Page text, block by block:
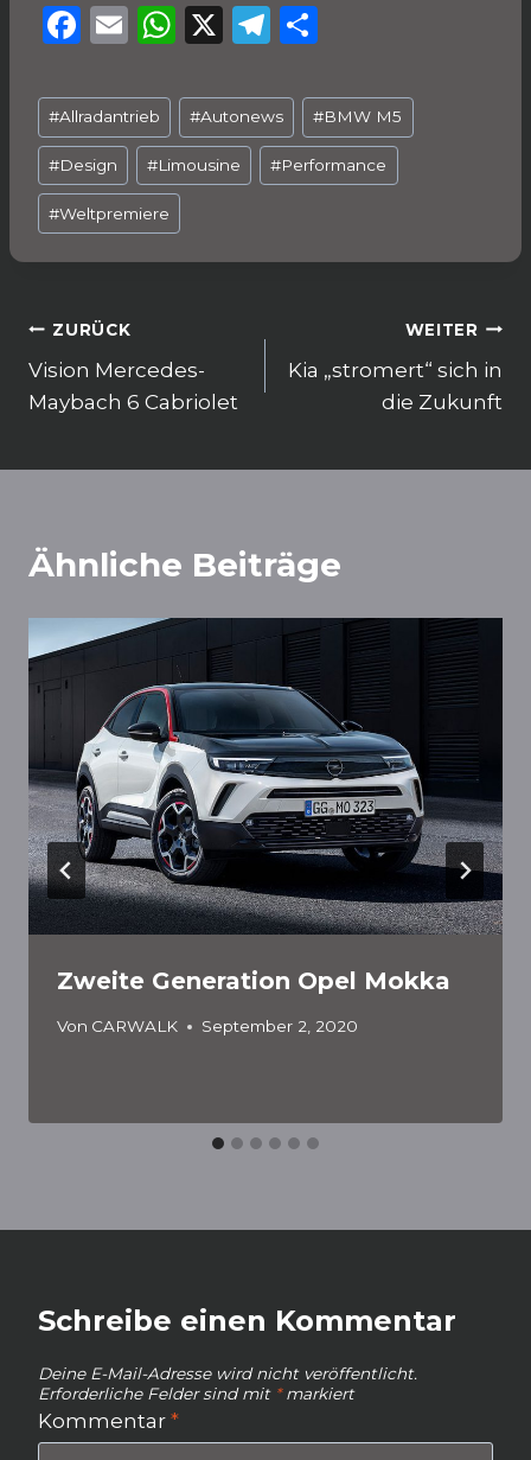
F
c
e
b
o
o
E
ai
l
W
a
ts
A
p
X
T
e
g
ra
le
n
Schlagworte:
#Allradantrieb #Autonews #BMW M5
#Design #Limousine #Performance
#Weltpremiere
Beitragsnavigation
ZURÜCK
Vision Mercedes-
Maybach 6 Cabriolet
WEITER
Kia „stromert“ sich in
die Zukunft
Ähnliche Beiträge
Zweite Generation Opel Mokka
Von CARWALK September 2, 2020
Schreibe einen Kommentar
Deine E-Mail-Adresse wird nicht veröffentlicht.
Erforderliche Felder sind mit *markiert
Kommentar *